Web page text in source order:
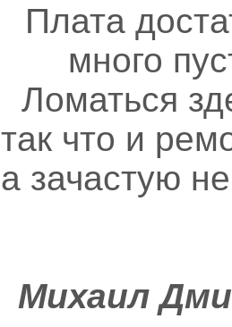
Плата
много
Ломаться
так что и
а зачастую
Михаил